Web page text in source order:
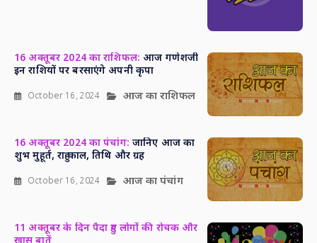
16 अक्तूबर 2024 का राशिफल: आज गणेशजी
इन राशियों पर बरसाएंगे अपनी कृपा
October 16, 2024 आज का राशिफल
16 अक्तूबर 2024 का पंचांग: जानिए आज का
शुभ मुहूर्त, राहु काल, तिथि और ग्रह
October 16, 2024 आज का पंचांग
11 अक्तूबर के दिन पैदा हुए लोगों की रोचक और